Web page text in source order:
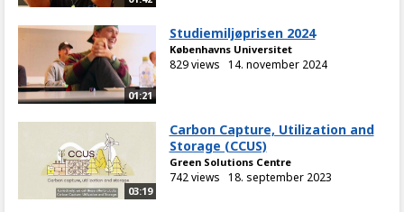
01:21
Studiemiljøprisen 2024
Københavns Universitet
829 views 14. november 2024
03:19
Carbon Capture, Utilization and
Storage (CCUS)
Green Solutions Centre
742 views 18. september 2023